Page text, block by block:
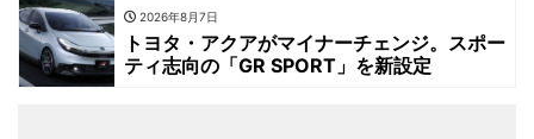
2026年8月7日
トヨタ・アクアがマイナーチェンジ。スポー
ティ志向の「GR SPORT」を新設定